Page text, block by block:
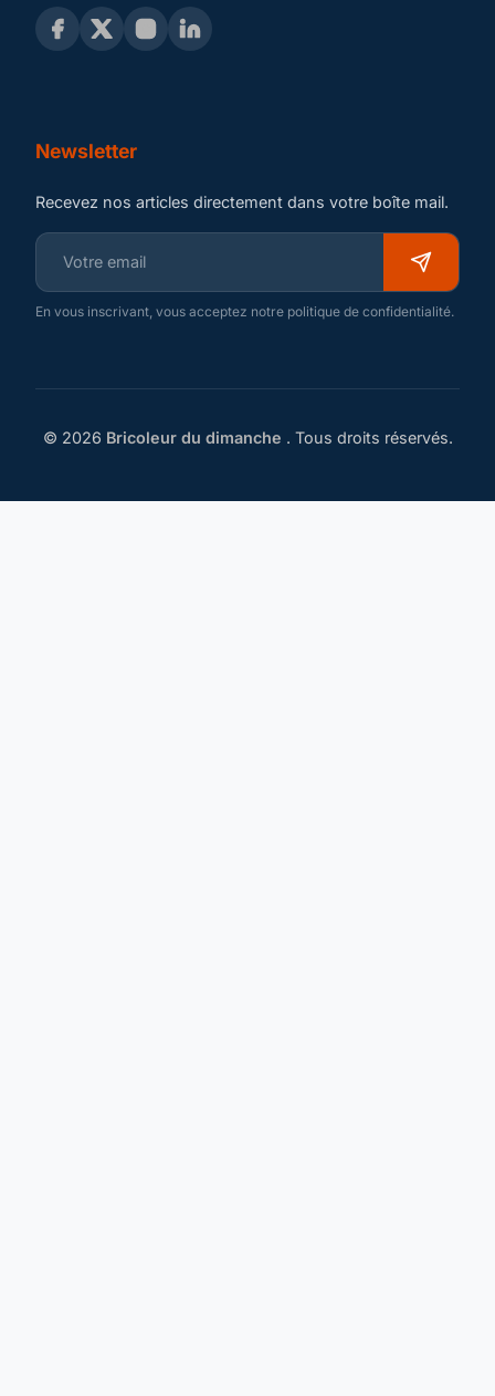
Newsletter
Recevez nos articles directement dans votre boîte mail.
En vous inscrivant, vous acceptez notre politique de confidentialité.
© 2026 Bricoleur du dimanche . Tous droits réservés.